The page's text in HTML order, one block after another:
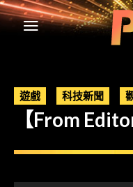
遊戲 科技新聞
【From